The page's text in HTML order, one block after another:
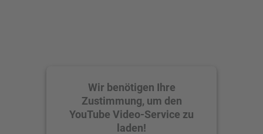
Wir benötigen Ihre
Zustimmung, um den
YouTube Video-Service zu
laden!